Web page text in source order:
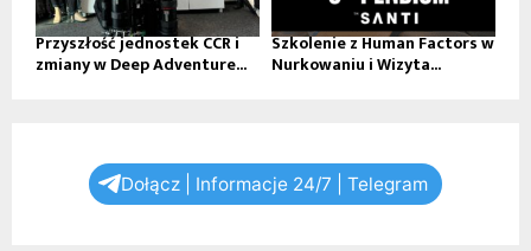
Przyszłość jednostek CCR i
zmiany w Deep Adventure...
Szkolenie z Human Factors w
Nurkowaniu i Wizyta...
Dołącz | Informacje 24/7 | Telegram